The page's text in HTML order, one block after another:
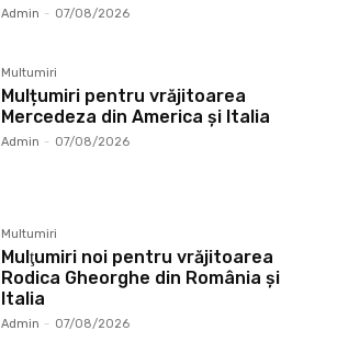
Admin - 07/08/2026
Multumiri
Mulțumiri pentru vrăjitoarea
Mercedeza din America și Italia
Admin - 07/08/2026
Multumiri
Mulţumiri noi pentru vrăjitoarea
Rodica Gheorghe din România și
Italia
Admin - 07/08/2026